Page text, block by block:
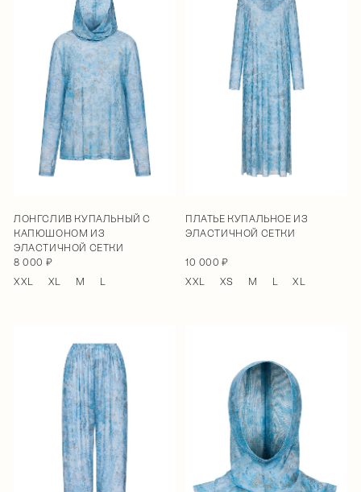
ЛОНГСЛИВ КУПАЛЬНЫЙ С
КАПЮШОНОМ ИЗ
ЭЛАСТИЧНОЙ СЕТКИ
8 000 ₽
XXL
XL M L
ПЛАТЬЕ КУПАЛЬНОЕ ИЗ
ЭЛАСТИЧНОЙ СЕТКИ
10 000 ₽
XXL
XS M L XL